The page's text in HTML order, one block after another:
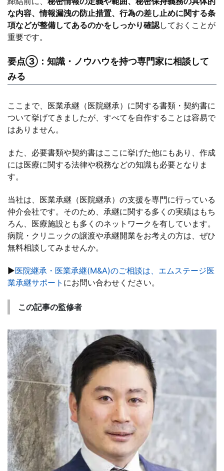
な内容、情報漏洩の防止措置、行為の差し止めに関する条
項などが整備してあるのかをしっかり確認しておくことが
重要です。
要点③：知識・ノウハウを持つ専門家に相談して
みる
ここまで、医業承継（医院継承）に関する書類・契約書に
ついて挙げてきましたが、すべてを自作することは容易で
はありません。
また、必要書類や契約書はここに挙げた他にもあり、作成
には医療に関する法律や税務などの知識も必要となりま
す。
当社は、医業承継（医院継承）の支援を専門に行っている
仲介会社です。そのため、承継に関する多くの実績はもち
ろん、医療施設とも多くのネットワークを有しています。
病院・クリニックの譲渡や承継開業をお考えの方は、ぜひ
無料相談してみませんか。
▶医院継承・医業承継(M&A)のご相談は、エムステージ医
業承継サポート にお問い合わせください。
この記事の監修者